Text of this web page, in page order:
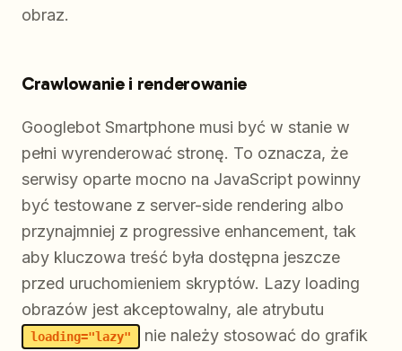
obraz.
Crawlowanie i renderowanie
Googlebot Smartphone musi być w stanie w
pełni wyrenderować stronę. To oznacza, że
serwisy oparte mocno na JavaScript powinny
być testowane z server-side rendering albo
przynajmniej z progressive enhancement, tak
aby kluczowa treść była dostępna jeszcze
przed uruchomieniem skryptów. Lazy loading
obrazów jest akceptowalny, ale atrybutu
loading="lazy"
nie należy stosować do grafik